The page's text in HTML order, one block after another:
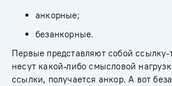
анкорные;
безанкорные.
Первые представляют собой
несут какой-либо смысловой
ссылки, получается анкор. А вот